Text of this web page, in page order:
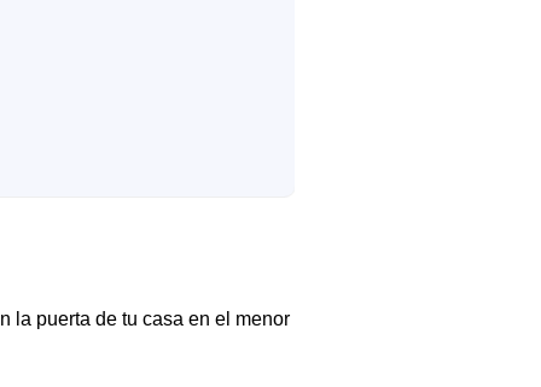
la puerta de tu casa en el menor